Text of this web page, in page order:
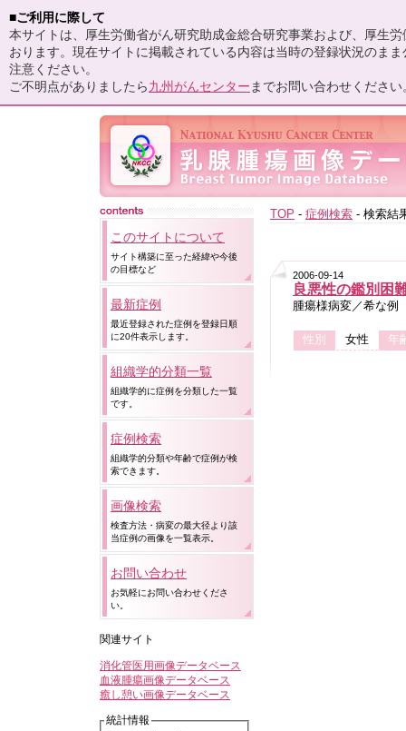
■ご利用に際して
本サイトは、厚生労働省がん研究助成金総合研究事業および、厚生
おります。現在サイトに掲載されている内容は当時の登録状況のま
注意ください。
ご不明点がありましたら 九州がんセンター までお問い合わせください
このサイトについて
サイト構築に至った経緯や今後
の目標など
最新症例
最近登録された症例を登録日順
に20件表示します。
組織学的分類一覧
組織学的に症例を分類した一覧
です。
症例検索
組織学的分類や年齢で症例が検
索できます。
画像検索
検査方法・病変の最大径より該
当症例の画像を一覧表示。
お問い合わせ
お気軽にお問い合わせくださ
い。
関連サイト
消化管医用画像データベース
血液腫瘍画像データベース
癒し憩い画像データベース
統計情報
TOP - 症例検索 - 検索結
2006-09-14
良悪性の鑑別困
腫瘍様病変／希な例
性別 女性 年